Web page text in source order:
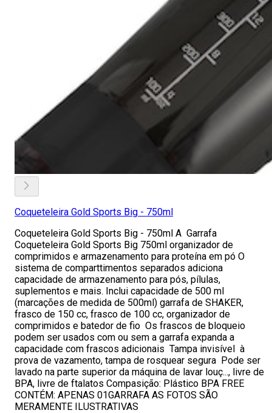
Coqueteleira Gold Sports Big - 750ml
Coqueteleira Gold Sports Big - 750ml A Garrafa
Coqueteleira Gold Sports Big 750ml organizador de
comprimidos e armazenamento para proteína em pó O
sistema de comparttimentos separados adiciona
capacidade de armazenamento para pós, pílulas,
suplementos e mais. Inclui capacidade de 500 ml
(marcações de medida de 500ml) garrafa de SHAKER,
frasco de 150 cc, frasco de 100 cc, organizador de
comprimidos e batedor de fio Os frascos de bloqueio
podem ser usados com ou sem a garrafa expanda a
capacidade com frascos adicionais Tampa invisível à
prova de vazamento, tampa de rosquear segura Pode ser
lavado na parte superior da máquina de lavar louç..., livre de
BPA, livre de ftalatos Compasição: Plástico BPA FREE
CONTÉM: APENAS 01GARRAFA AS FOTOS SÃO
MERAMENTE ILUSTRATIVAS